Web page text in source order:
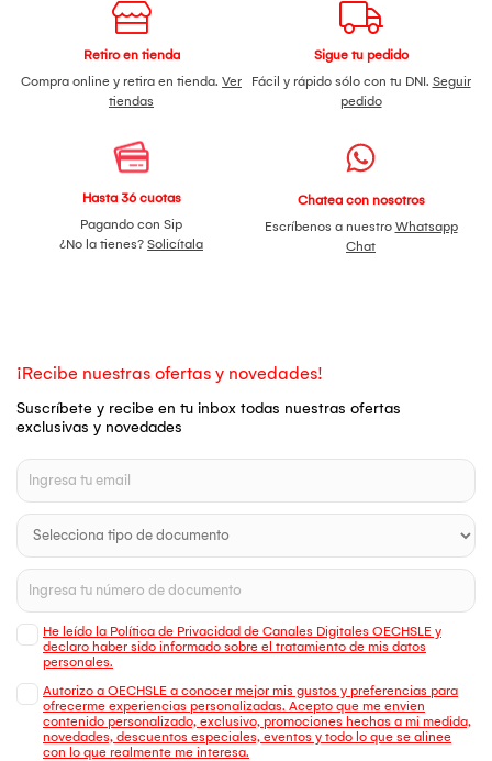
Retiro en tienda
Compra online y retira en tienda. Ver
tiendas
Sigue tu pedido
Fácil y rápido sólo con tu DNI. Seguir
pedido
Hasta 36 cuotas
Pagando con Sip
¿No la tienes? Solicítala
Chatea con nosotros
Escríbenos a nuestro Whatsapp
Chat
¡Recibe nuestras ofertas y novedades!
Suscríbete y recibe en tu inbox todas nuestras ofertas
exclusivas y novedades
He leído la Política de Privacidad de Canales Digitales OECHSLE y
declaro haber sido informado sobre el tratamiento de mis datos
personales.
Autorizo a OECHSLE a conocer mejor mis gustos y preferencias para
ofrecerme experiencias personalizadas. Acepto que me envien
contenido personalizado, exclusivo, promociones hechas a mi medida,
novedades, descuentos especiales, eventos y todo lo que se alinee
con lo que realmente me interesa.